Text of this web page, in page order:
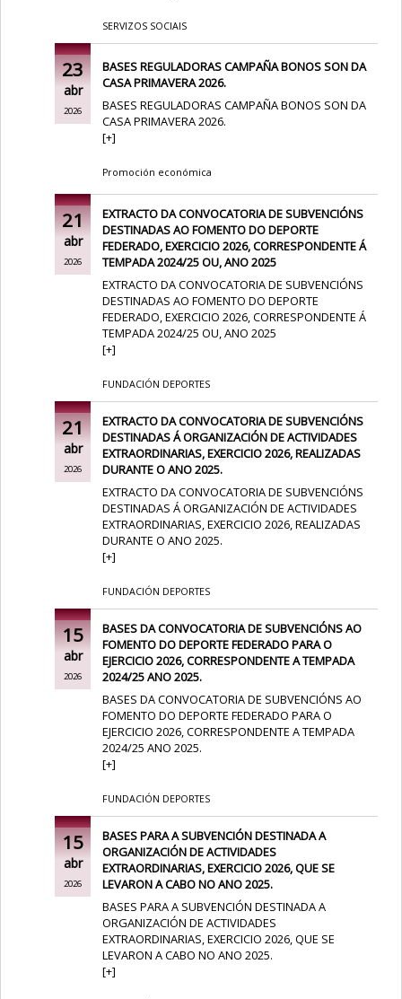
SERVIZOS SOCIAIS
23
abr
2026
BASES REGULADORAS CAMPAÑA BONOS SON DA
CASA PRIMAVERA 2026.
BASES REGULADORAS CAMPAÑA BONOS SON DA
CASA PRIMAVERA 2026.
[+]
Promoción económica
21
abr
2026
EXTRACTO DA CONVOCATORIA DE SUBVENCIÓNS
DESTINADAS AO FOMENTO DO DEPORTE
FEDERADO, EXERCICIO 2026, CORRESPONDENTE Á
TEMPADA 2024/25 OU, ANO 2025
EXTRACTO DA CONVOCATORIA DE SUBVENCIÓNS
DESTINADAS AO FOMENTO DO DEPORTE
FEDERADO, EXERCICIO 2026, CORRESPONDENTE Á
TEMPADA 2024/25 OU, ANO 2025
[+]
FUNDACIÓN DEPORTES
21
abr
2026
EXTRACTO DA CONVOCATORIA DE SUBVENCIÓNS
DESTINADAS Á ORGANIZACIÓN DE ACTIVIDADES
EXTRAORDINARIAS, EXERCICIO 2026, REALIZADAS
DURANTE O ANO 2025.
EXTRACTO DA CONVOCATORIA DE SUBVENCIÓNS
DESTINADAS Á ORGANIZACIÓN DE ACTIVIDADES
EXTRAORDINARIAS, EXERCICIO 2026, REALIZADAS
DURANTE O ANO 2025.
[+]
FUNDACIÓN DEPORTES
15
abr
2026
BASES DA CONVOCATORIA DE SUBVENCIÓNS AO
FOMENTO DO DEPORTE FEDERADO PARA O
EJERCICIO 2026, CORRESPONDENTE A TEMPADA
2024/25 ANO 2025.
BASES DA CONVOCATORIA DE SUBVENCIÓNS AO
FOMENTO DO DEPORTE FEDERADO PARA O
EJERCICIO 2026, CORRESPONDENTE A TEMPADA
2024/25 ANO 2025.
[+]
FUNDACIÓN DEPORTES
15
abr
2026
BASES PARA A SUBVENCIÓN DESTINADA A
ORGANIZACIÓN DE ACTIVIDADES
EXTRAORDINARIAS, EXERCICIO 2026, QUE SE
LEVARON A CABO NO ANO 2025.
BASES PARA A SUBVENCIÓN DESTINADA A
ORGANIZACIÓN DE ACTIVIDADES
EXTRAORDINARIAS, EXERCICIO 2026, QUE SE
LEVARON A CABO NO ANO 2025.
[+]